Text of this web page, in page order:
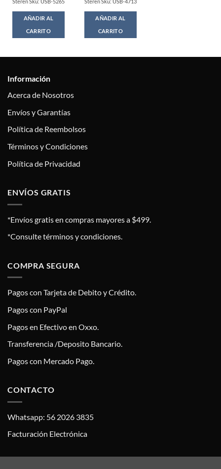
was:
$299.00.
is:
$269.00.
AÑADIR AL
CARRITO
was:
$199.00.
is:
$179.00.
AÑADIR AL
CARRITO
Información
Acerca de Nosotros
Envíos y Garantías
Política de Reembolsos
Términos y Condiciones
Política de Privacidad
ENVÍOS GRATIS
*Envíos gratis en compras mayores a $499.
*Consulte términos y condiciones.
COMPRA SEGURA
Pagos con Tarjeta de Debito y Crédito.
Pagos con PayPal
Pagos en Efectivo en Oxxo.
Transferencia /Deposito Bancario.
Pagos con Mercado Pago.
CONTACTO
Whatsapp: 56 2026 3835
Facturación Electrónica